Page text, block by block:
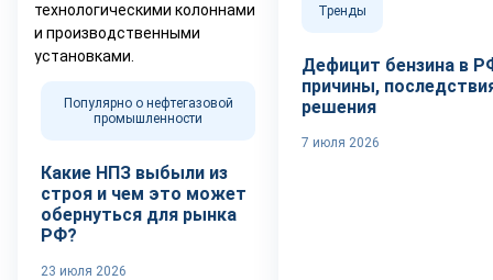
Популярно о нефтегазовой
промышленности
Какие НПЗ выбыли из
строя и чем это может
обернуться для рынка
РФ?
23 июля 2026
Тренды
Дефицит бензина в
причины,
решения
7 июля 2026